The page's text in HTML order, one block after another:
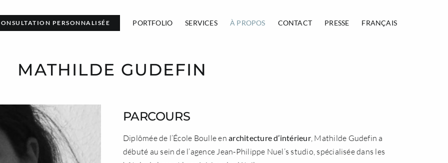
PERSONNALISÉE PORTFOLIO SERVICES À PROPOS CONTACT PRESSE FRANÇAIS
MATHILDE GUDEFIN
PARCOURS
Diplômée de l’École Boulleenarchitecture d’intérieur, Mathilde Gudefin a
débuté au sein de l’agenceJean-Philippe Nuel’s studio, spécialisée dans les